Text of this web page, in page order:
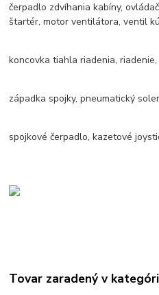
čerpadlo zdvíhania kabíny,
štartér, motor ventilátora, ventil
koncovka tiahla riadenia,
západka spojky, pneumatický
spojkové čerpadlo, kazetové
Tovar zaradený v